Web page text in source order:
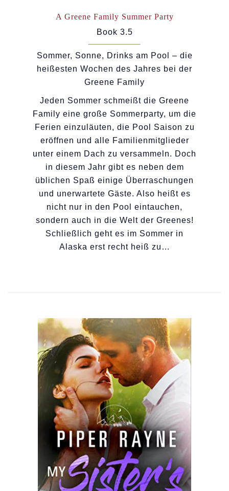
A Greene Family Summer Party
Book 3.5
Sommer, Sonne, Drinks am Pool – die
heißesten Wochen des Jahres bei der
Greene Family
Jeden Sommer schmeißt die Greene
Family eine große Sommerparty, um die
Ferien einzuläuten, die Pool Saison zu
eröffnen und alle Familienmitglieder
unter einem Dach zu versammeln. Doch
in diesem Jahr gibt es neben dem
üblichen Spaß einige Überraschungen
und unerwartete Gäste. Also heißt es
nicht nur in den Pool eintauchen,
sondern auch in die Welt der Greenes!
Schließlich geht es im Sommer in
Alaska erst recht heiß zu…